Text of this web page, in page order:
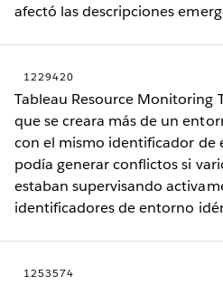
afectó las descripciones
1229420
Tableau Resource Monitoring
que se creara más de un
con el mismo identificador de
podía generar conflictos si
estaban supervisando
identificadores de entorno
1253574